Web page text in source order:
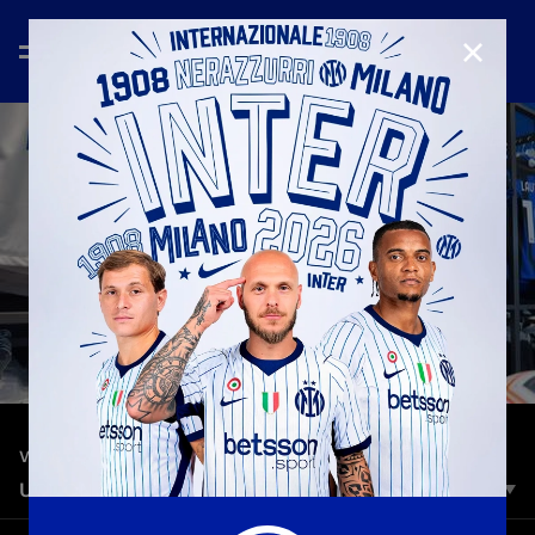
VLOG 23 ott 2023
UCL ON THE ROAD | VERSO INTER-SALISBURGO
L’Inter è pronta per affrontare il Salisburgo nella terza